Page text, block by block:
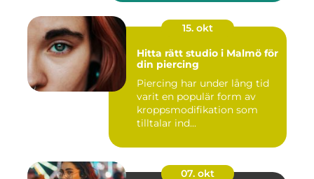
15. okt
Hitta rätt studio i Malmö för
din piercing
Piercing har under lång tid
varit en populär form av
kroppsmodifikation som
tilltalar ind...
07. okt